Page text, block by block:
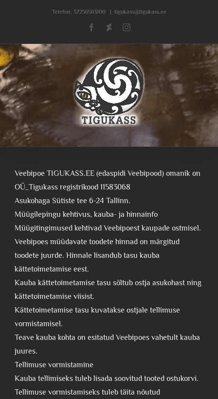
Telefon: 37256563100 | tigukass@tigukass.ee
FacebookDeviantartInstagram
Veebipoe TIGUKASS.EE (edaspidi Veebipood) omanik on
OÜ_Tigukass registrikood 11583068
Asukohaga Sütiste tee 6-24 Tallinn.
Müügilepingu kehtivus, kauba- ja hinnainfo
Müügitingimused kehtivad Veebipoest kaupade ostmisel.
Veebipoes müüdavate toodete hinnad on märgitud
toodete juurde. Hinnale lisandub tasu kauba
kättetoimetamise eest.
Kauba kättetoimetamise tasu sõltub ostja asukohast ning
kättetoimetamise viisist.
Kättetoimetamise tasu kuvatakse ostjale tellimuse
vormistamisel.
Teave kauba kohta on esitatud Veebipoes vahetult kauba
juures.
Tellimuse vormistamine
Kauba tellimiseks tuleb lisada soovitud tooted ostukorvi.
Tellimuse vormistamiseks tuleb täita nõutud